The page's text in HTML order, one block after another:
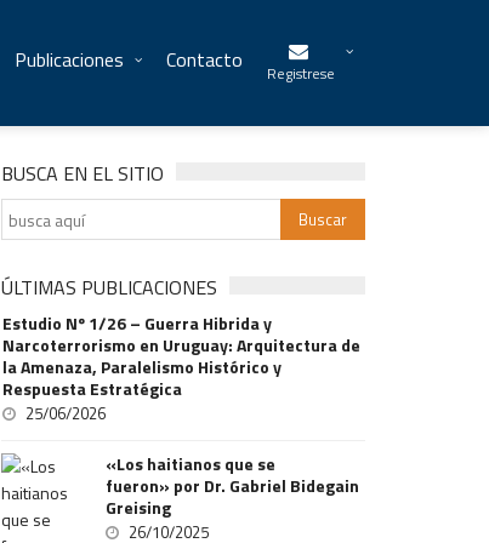
Publicaciones Contacto Registrese
BUSCA EN EL SITIO
ÚLTIMAS PUBLICACIONES
Estudio Nº 1/26 – Guerra Hibrida y
Narcoterrorismo en Uruguay: Arquitectura de
la Amenaza, Paralelismo Histórico y
Respuesta Estratégica
25/06/2026
«Los haitianos que se
fueron» por Dr. Gabriel Bidegain
Greising
26/10/2025